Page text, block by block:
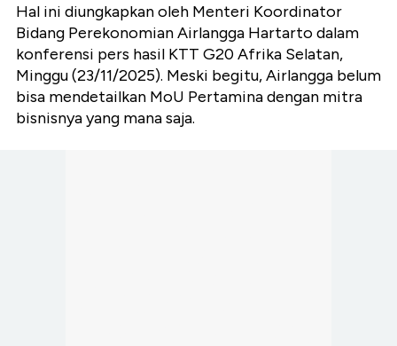
Hal ini diungkapkan oleh Menteri Koordinator
Bidang Perekonomian Airlangga Hartarto dalam
konferensi pers hasil KTT G20 Afrika Selatan,
Minggu (23/11/2025). Meski begitu, Airlangga belum
bisa mendetailkan MoU Pertamina dengan mitra
bisnisnya yang mana saja.